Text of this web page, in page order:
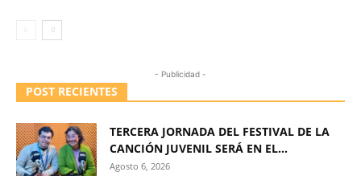
- Publicidad -
POST RECIENTES
TERCERA JORNADA DEL FESTIVAL DE LA
CANCIÓN JUVENIL SERÁ EN EL...
Agosto 6, 2026